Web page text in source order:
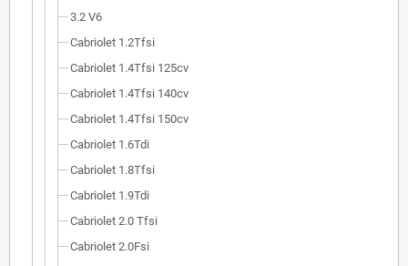
3.2 V6
Cabriolet 1.2Tfsi
Cabriolet 1.4Tfsi 125cv
Cabriolet 1.4Tfsi 140cv
Cabriolet 1.4Tfsi 150cv
Cabriolet 1.6Tdi
Cabriolet 1.8Tfsi
Cabriolet 1.9Tdi
Cabriolet 2.0 Tfsi
Cabriolet 2.0Fsi